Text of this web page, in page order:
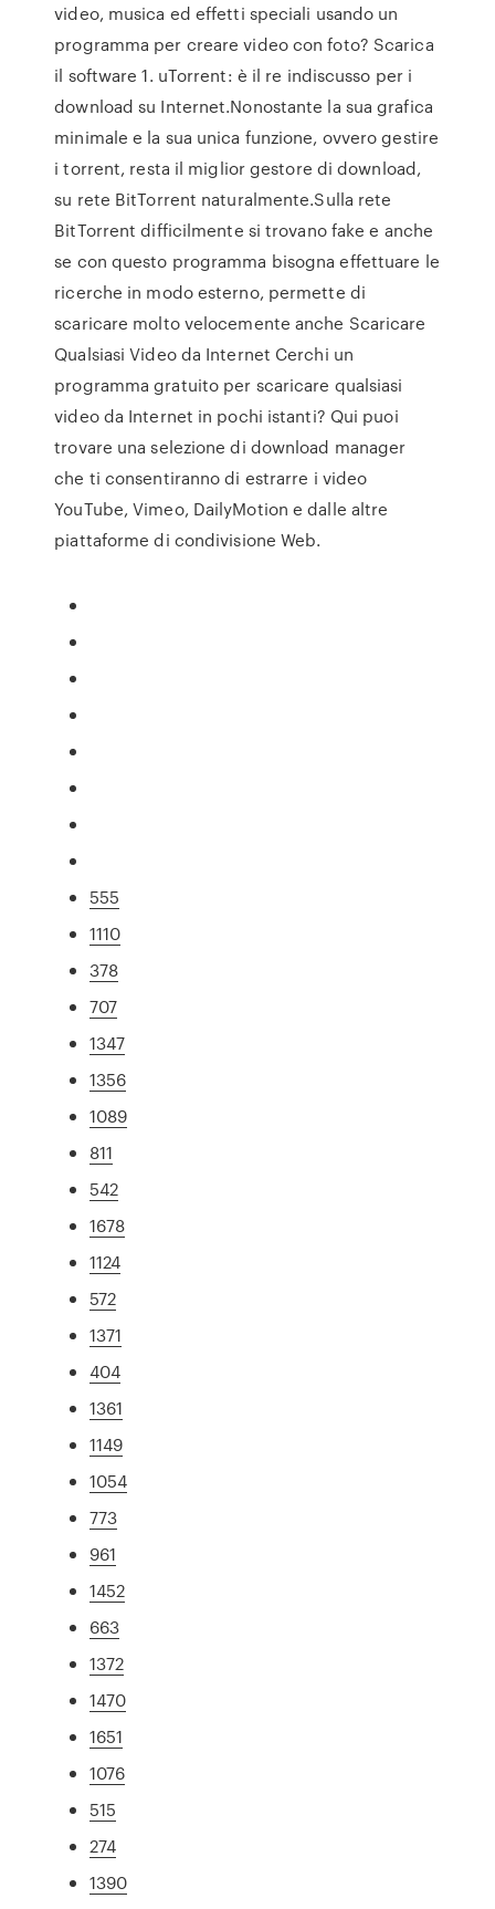
video, musica ed effetti speciali usando un
programma per creare video con foto? Scarica
il software 1. uTorrent: è il re indiscusso per i
download su Internet.Nonostante la sua grafica
minimale e la sua unica funzione, ovvero gestire
i torrent, resta il miglior gestore di download,
su rete BitTorrent naturalmente.Sulla rete
BitTorrent difficilmente si trovano fake e anche
se con questo programma bisogna effettuare le
ricerche in modo esterno, permette di
scaricare molto velocemente anche Scaricare
Qualsiasi Video da Internet Cerchi un
programma gratuito per scaricare qualsiasi
video da Internet in pochi istanti? Qui puoi
trovare una selezione di download manager
che ti consentiranno di estrarre i video
YouTube, Vimeo, DailyMotion e dalle altre
piattaforme di condivisione Web.
555
1110
378
707
1347
1356
1089
811
542
1678
1124
572
1371
404
1361
1149
1054
773
961
1452
663
1372
1470
1651
1076
515
274
1390